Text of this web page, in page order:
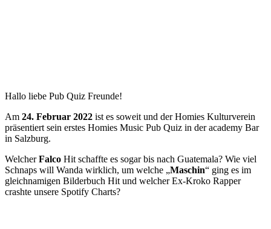
Hallo liebe Pub Quiz Freunde!
Am 24. Februar 2022 ist es soweit und der Homies Kulturverein
präsentiert sein erstes Homies Music Pub Quiz in der academy Bar
in Salzburg.
WelcherFalco Hit schaffte es sogar bis nach Guatemala? Wie viel
Schnaps will Wanda wirklich, um welche „Maschin“ ging es im
gleichnamigen Bilderbuch Hit und welcher Ex-Kroko Rapper
crashte unsere Spotify Charts?